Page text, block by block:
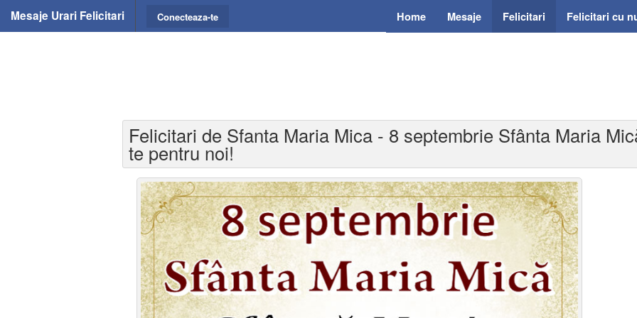
Mesaje Urari Felicitari Home Mesaje Felicitari Felicitari cu
Conecteaza-te
Felicitari de Sfanta Maria Mica - 8 septembrie Sfânta Maria
te pentru noi!